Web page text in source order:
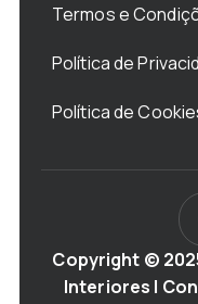
Termos e
Política de
Política de
Copyright ©
Interiores |